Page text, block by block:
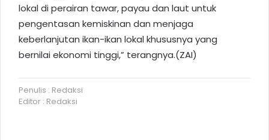
lokal di perairan tawar, payau dan laut untuk
pengentasan kemiskinan dan menjaga
keberlanjutan ikan-ikan lokal khususnya yang
bernilai ekonomi tinggi,” terangnya.(ZAI)
Penulis : Redaksi
Editor : Redaksi